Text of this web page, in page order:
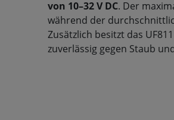
von 10–32 V DC. Der
während der
Zusätzlich besitzt das
zuverlässig gegen Staub